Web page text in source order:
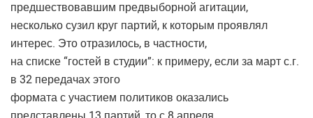
предшествовавшим предвыборной агитации,
несколько сузил круг партий, к которым проявлял
интерес. Это отразилось, в частности,
на списке “гостей в студии”: к примеру, если за март с.г.
в 32 передачах этого
формата с участием политиков оказались